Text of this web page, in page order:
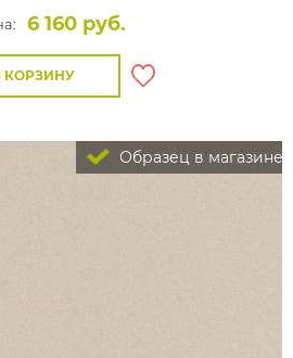
6 160 руб.
КОРЗИНУ
Образец в магазине